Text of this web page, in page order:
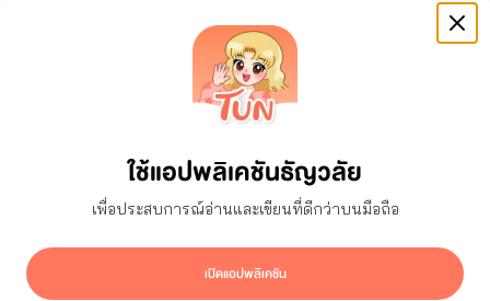
ใช้แอปพลิเคชันธัญวลัย
เพื่อประสบการณ์อ่านและเขียนที่ดีกว่าบนมือถือ
เปิดแอปพลิเคชัน
อีบุ๊ก
สถานะจบ
ทั้งหมด
7 วัน
ผลลัพธ์
ซ่อนผลงานที่ใช้ปก AI แสดงเฉพาะโปรโมชัน